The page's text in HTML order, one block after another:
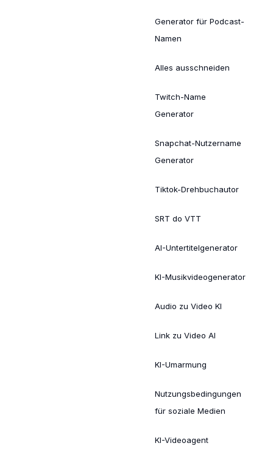
Generator für Podcast-
Namen
Alles ausschneiden
Twitch-Name
Generator
Snapchat-Nutzername
Generator
Tiktok-Drehbuchautor
SRT do VTT
AI-Untertitelgenerator
KI-Musikvideogenerator
Audio zu Video KI
Link zu Video AI
KI-Umarmung
Nutzungsbedingungen
für soziale Medien
KI-Videoagent